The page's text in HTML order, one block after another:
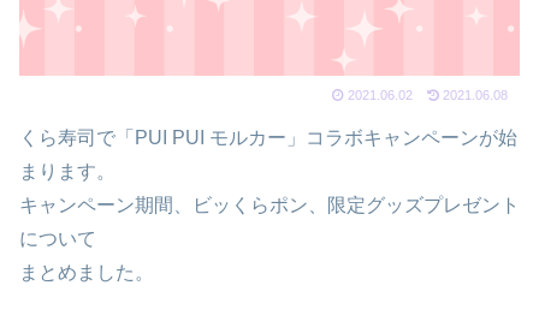
2021.06.02 2021.06.08
くら寿司で「PUI PUI モルカー」コラボキャンペーンが始
まります。
キャンペーン期間、ビッくらポン、限定グッズプレゼント
について
まとめました。